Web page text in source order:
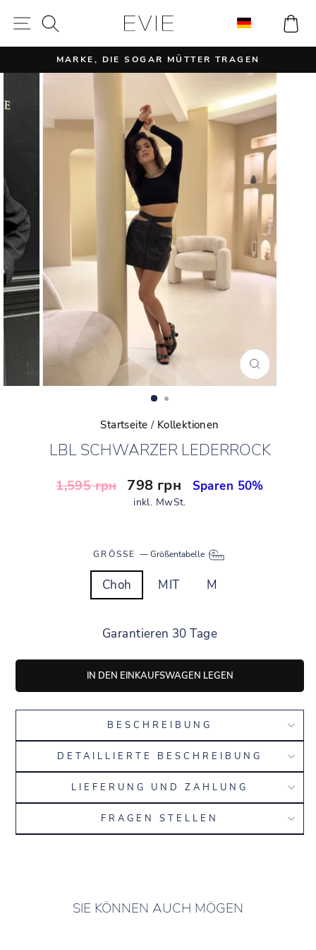
zum
SEITENNAVIGATION
Pause
Diashow
MARKE, DIE SOGAR MÜTTER TRAGEN
SCHLIESSEN (
ESC)
Startseite / Kollektionen
LBL SCHWARZER LEDERROCK
Normaler
1,595 грн Sonderpreis
798 грн Sparen 50%
inkl. MwSt.
GRÖSSE —Größentabelle
Choh MIT M
Garantieren 30 Tage
IN DEN EINKAUFSWAGEN LEGEN
BESCHREIBUNG
DETAILLIERTE BESCHREIBUNG
LIEFERUNG UND ZAHLUNG
FRAGEN STELLEN
SIE KÖNNEN AUCH MÖGEN